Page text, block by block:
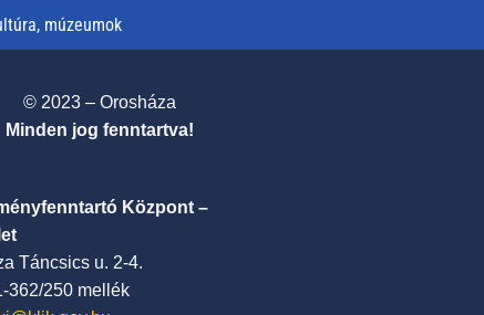
múzeumok
© 2023 – Orosháza
Minden jog fenntartva!
Központ –
Táncsics u. 2-4.
362/250 mellék